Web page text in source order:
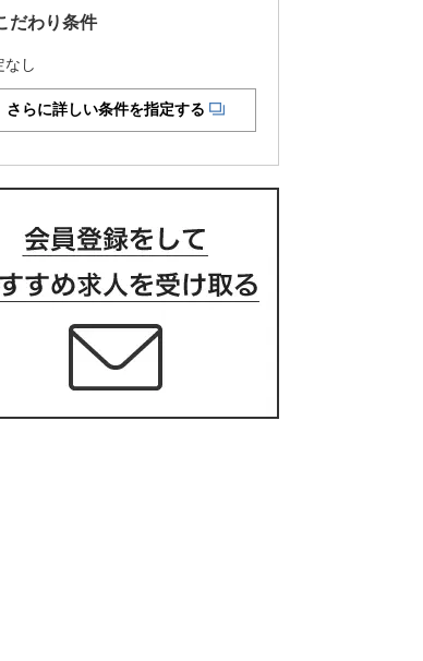
だわり条件
なし
さらに詳しい条件を指定する